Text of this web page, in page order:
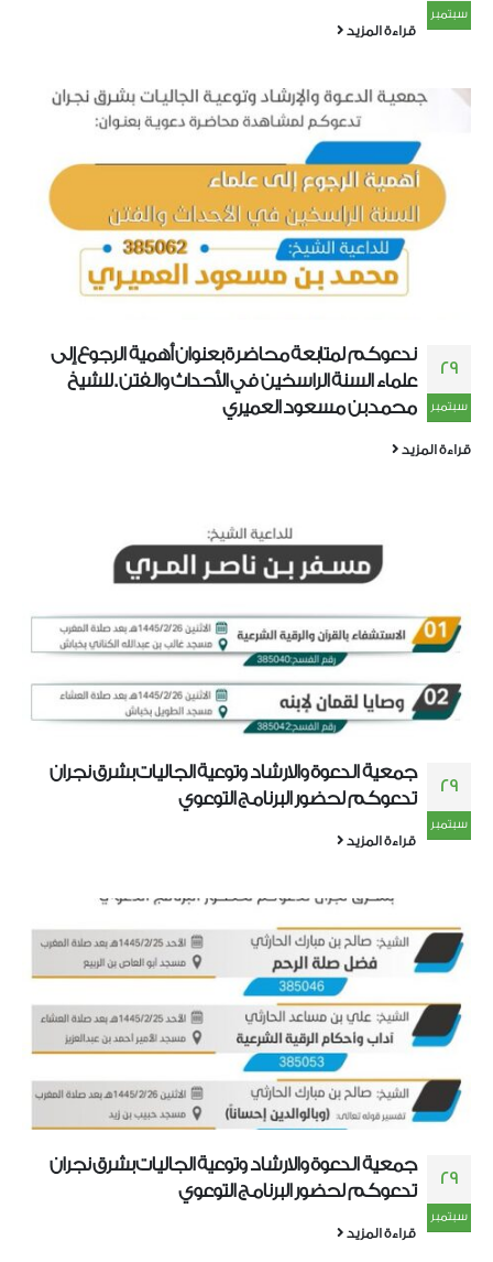
سبتمبر
قراءة المزيد
29
سبتمبر
ندعوكم لمتابعة محاضرة بعنوان أهمية الرجوع إلى
علماء السنة الراسخين في الأحداث والفتن . للشيخ
محمد بن مسعود العميري
قراءة المزيد
29
سبتمبر
جمعية الدعوة والارشاد وتوعية الجاليات بشرق نجران
تدعوكم لحضور البرنامج التوعوي
قراءة المزيد
29
سبتمبر
جمعية الدعوة والارشاد وتوعية الجاليات بشرق نجران
تدعوكم لحضور البرنامج التوعوي
قراءة المزيد